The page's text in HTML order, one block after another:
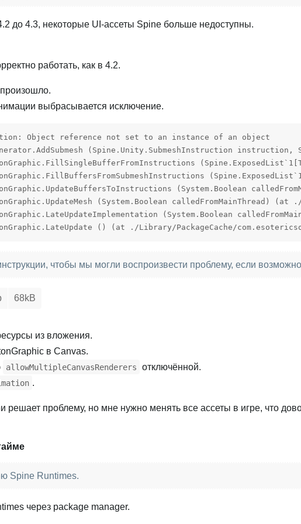
до 4.3, некоторые UI-ассеты Spine больше недоступны.
работать, как в 4.2.
выбрасывается исключение.
Object reference not set to an instance of an object
(Spine.Unity.SubmeshInstruction
(System.Boolean
(System.Boolean calledFromMainThread) (at
(System.Boolean
() (at ./Library/PackageCache/
чтобы мы могли воспроизвести проблему, если
68kB
из вложения.
в Canvas.
allowMultipleCanvasRenderers
отключённой.
.
решает проблему, но мне нужно менять все ассеты в игре, что
Spine Runtimes.
через package manager.